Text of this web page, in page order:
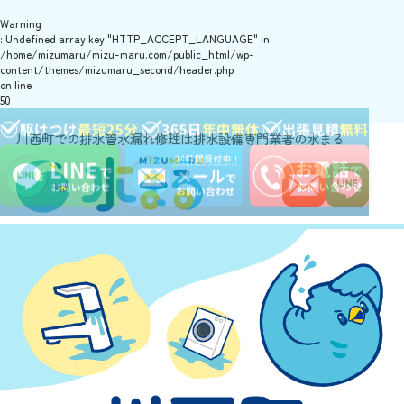
Warning
: Undefined array key "HTTP_ACCEPT_LANGUAGE" in
/home/mizumaru/mizu-maru.com/public_html/wp-
content/themes/mizumaru_second/header.php
on line
50
川西町での排水管水漏れ修理は排水設備専門業者の水まる